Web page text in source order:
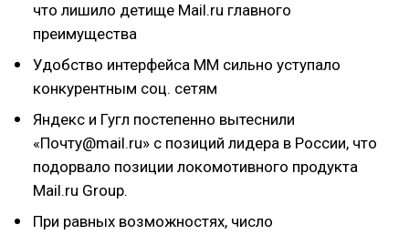
что лишило детище Mail.ru главного
преимущества
Удобство интерфейса ММ сильно уступало
конкурентным соц. сетям
Яндекс и Гугл постепенно вытеснили
«Почту@mail.ru» с позиций лидера в России, что
подорвало позиции локомотивного продукта
Mail.ru Group.
При равных возможностях, число